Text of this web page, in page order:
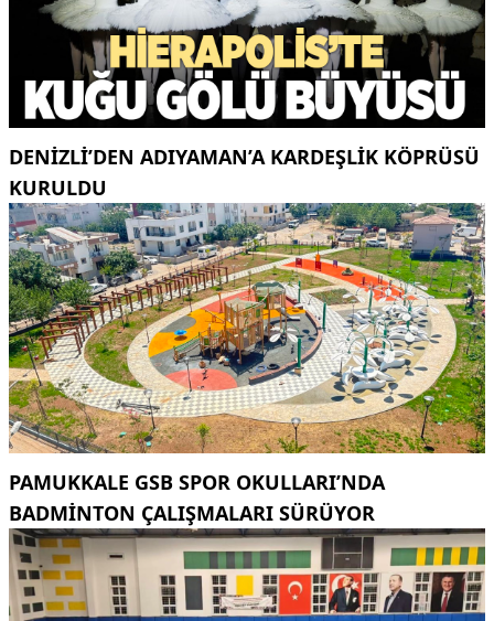
DENIZLI’DEN ADIYAMAN’A KARDEŞLIK KÖPRÜSÜ
KURULDU
PAMUKKALE GSB SPOR OKULLARI’NDA
BADMINTON ÇALIŞMALARI SÜRÜYOR